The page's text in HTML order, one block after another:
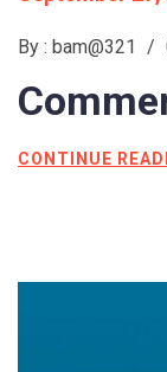
By : bam@321 /
CONTINUE